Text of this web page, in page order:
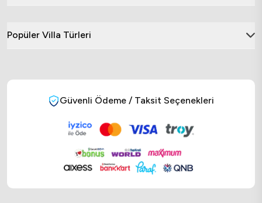
Popüler Villa Türleri
Güvenli Ödeme / Taksit Seçenekleri